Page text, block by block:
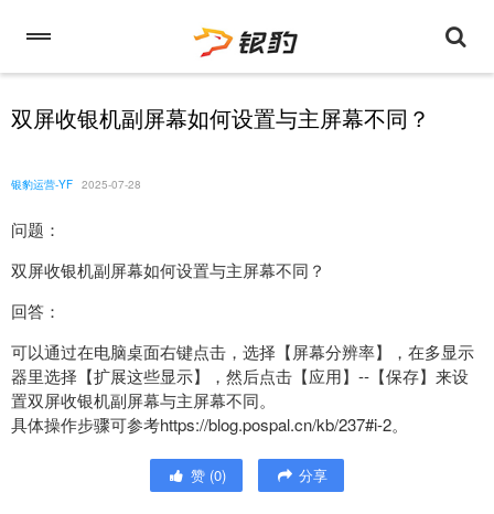
双屏收银机副屏幕如何设置与主屏幕不同？
银豹运营-YF 2025-07-28
问题：
双屏收银机副屏幕如何设置与主屏幕不同？
回答：
可以通过在电脑桌面右键点击，选择【屏幕分辨率】，在多显示
器里选择【扩展这些显示】，然后点击【应用】--【保存】来设
置双屏收银机副屏幕与主屏幕不同。
具体操作步骤可参考https://blog.pospal.cn/kb/237#i-2。
赞 (0) 分享